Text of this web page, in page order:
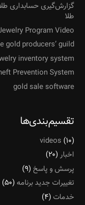
گزارش‌گیری حسابداری
طلا
Program Video
gold producers’ guild
inventory system
Prevention System
gold sale software
تقسیم‌بندی‌ها
videos (۱۰)
اخبار(۲۰)
پرسش و پاسخ (۹)
تغییرات جدید برنامه (۵۰)
خدمات(۴)